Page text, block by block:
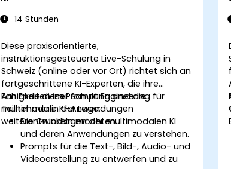
14 Stunden
Diese praxisorientierte,
instruktionsgesteuerte Live-Schulung in
Schweiz (online oder vor Ort) richtet sich an
fortgeschrittene KI-Experten, die ihre
Fähigkeiten im Prompt Engineering für
multimodale KI-Anwendungen
weiterentwickeln möchten.
Am Ende dieser Schulung sind die
Teilnehmer in der Lage:
Die Grundlagen der multimodalen KI
und deren Anwendungen zu verstehen.
Prompts für die Text-, Bild-, Audio- und
Videoerstellung zu entwerfen und zu